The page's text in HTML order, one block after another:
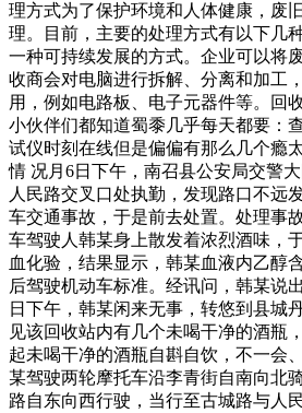
理方式为了保护环境和人体健康，废
理。目前，主要的处理方式有以下几
一种可持续发展的方式。企业可以将
收商会对电脑进行拆解、分离和加工
用，例如电路板、电子元器件等。回
小伙伴们都知道蜀黍几乎每天都要：
试仪时刻在线但是偏偏有那么几个瘾
情 况月6日下午，南召县公安局交警
人民路交叉口处执勤，发现路口不远
车交通事故，于是前去处置。处理事
车驾驶人韩某身上散发着浓烈酒味，
血化验，结果显示，韩某血液内乙醇
后驾驶机动车标准。经讯问，韩某说
日下午，韩某闲来无事，转悠到县城
见该回收站内有几个未喝干净的酒瓶
起未喝干净的酒瓶自斟自饮，不一会
某驾驶两轮摩托车沿李青街自南向北
路自东向西行驶，当行至古城路与人